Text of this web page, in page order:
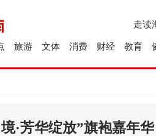
走读
教育
财经
消费
文体
旅游
·芳华绽放”旗袍嘉年华